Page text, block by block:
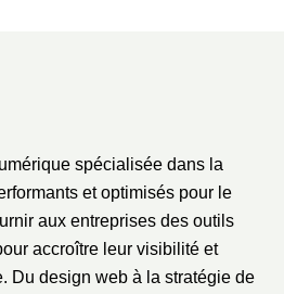
spécialisée dans la
et optimisés pour le
aux entreprises des outils
accroître leur visibilité et
Du design web à la stratégie de